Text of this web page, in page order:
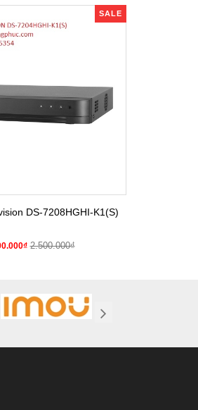
SALE
DS-7208HGHI-K1(S)
2.500.000₫